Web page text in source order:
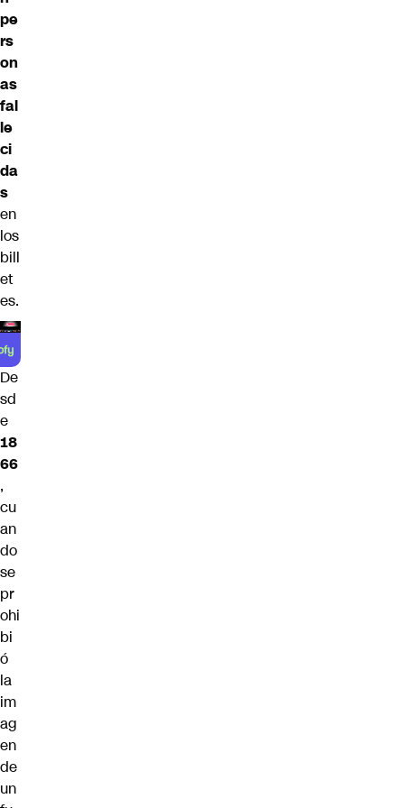
pe
rs
on
as
fal
le
ci
da
s
en
los
bill
et
es.
De
sd
e
18
66
,
cu
an
do
se
pr
ohi
bi
ó
la
im
ag
en
de
un